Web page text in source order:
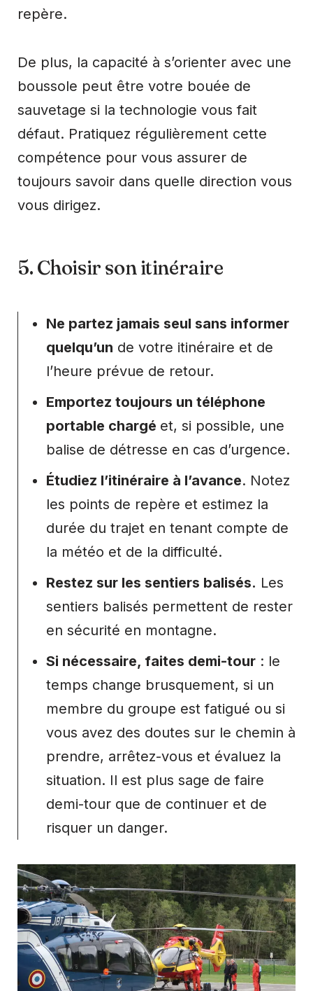
repère.
De plus, la capacité à s’orienter avec une
boussole peut être votre bouée de
sauvetage si la technologie vous fait
défaut. Pratiquez régulièrement cette
compétence pour vous assurer de
toujours savoir dans quelle direction vous
vous dirigez.
5. Choisir son itinéraire
Ne partez jamais seul sans informer
quelqu’un de votre itinéraire et de
l’heure prévue de retour.
Emportez toujours un téléphone
portable chargé et, si possible, une
balise de détresse en cas d’urgence.
Étudiez l’itinéraire à l’avance. Notez
les points de repère et estimez la
durée du trajet en tenant compte de
la météo et de la difficulté.
Restez sur les sentiers balisés. Les
sentiers balisés permettent de rester
en sécurité en montagne.
Si nécessaire, faites demi-tour : le
temps change brusquement, si un
membre du groupe est fatigué ou si
vous avez des doutes sur le chemin à
prendre, arrêtez-vous et évaluez la
situation. Il est plus sage de faire
demi-tour que de continuer et de
risquer un danger.